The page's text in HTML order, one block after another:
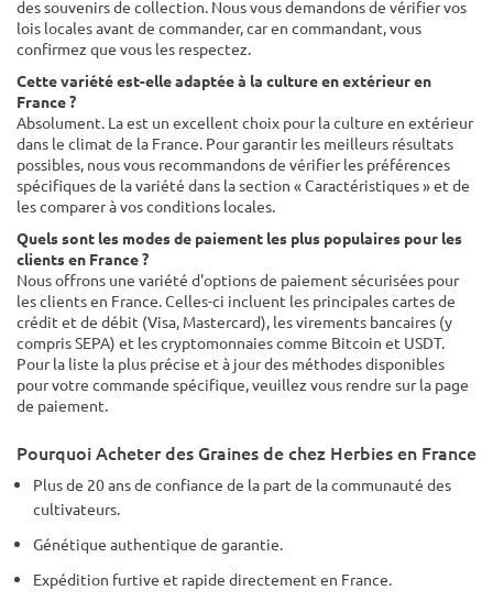
des souvenirs de collection. Nous vous demandons de vérifier vos
lois locales avant de commander, car en commandant, vous
confirmez que vous les respectez.
Cette variété est-elle adaptée à la culture en extérieur en
France ?
Absolument. La est un excellent choix pour la culture en extérieur
dans le climat de la France. Pour garantir les meilleurs résultats
possibles, nous vous recommandons de vérifier les préférences
spécifiques de la variété dans la section « Caractéristiques » et de
les comparer à vos conditions locales.
Quels sont les modes de paiement les plus populaires pour les
clients en France ?
Nous offrons une variété d'options de paiement sécurisées pour
les clients en France. Celles-ci incluent les principales cartes de
crédit et de débit (Visa, Mastercard), les virements bancaires (y
compris SEPA) et les cryptomonnaies comme Bitcoin et USDT.
Pour la liste la plus précise et à jour des méthodes disponibles
pour votre commande spécifique, veuillez vous rendre sur la page
de paiement.
Pourquoi Acheter des Graines de chez Herbies en France
Plus de 20 ans de confiance de la part de la communauté des
cultivateurs.
Génétique authentique de garantie.
Expédition furtive et rapide directement en France.